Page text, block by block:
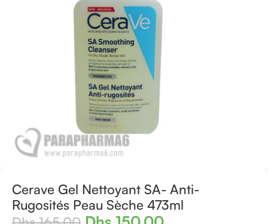
Cerave Gel Nettoyant SA- Anti-
Rugosités Peau Sèche 473ml